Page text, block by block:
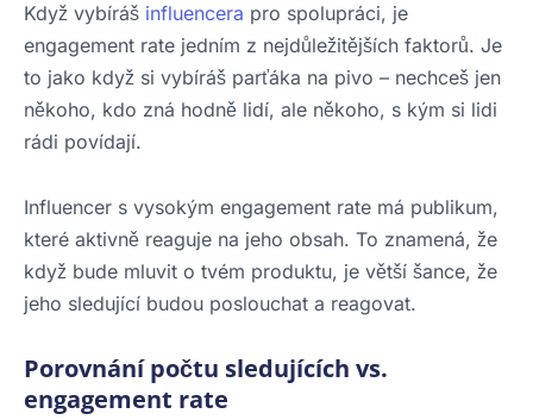
Když vybíráš influencera pro spolupráci, je
engagement rate jedním z nejdůležitějších faktorů. Je
to jako když si vybíráš parťáka na pivo – nechceš jen
někoho, kdo zná hodně lidí, ale někoho, s kým si lidi
rádi povídají.
Influencer s vysokým engagement rate má publikum,
které aktivně reaguje na jeho obsah. To znamená, že
když bude mluvit o tvém produktu, je větší šance, že
jeho sledující budou poslouchat a reagovat.
Porovnání počtu sledujících vs.
engagement rate